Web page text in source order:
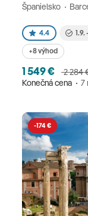
Španielsko
4.4 1.9.
+8 výhod
1 549 €
2 284
Konečná cena
7
-174 €